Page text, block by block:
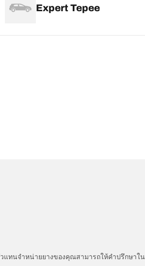
Expert Tepee
แทนจำหน่ายยางของคุณสามารถให้คำปรึกษาใน